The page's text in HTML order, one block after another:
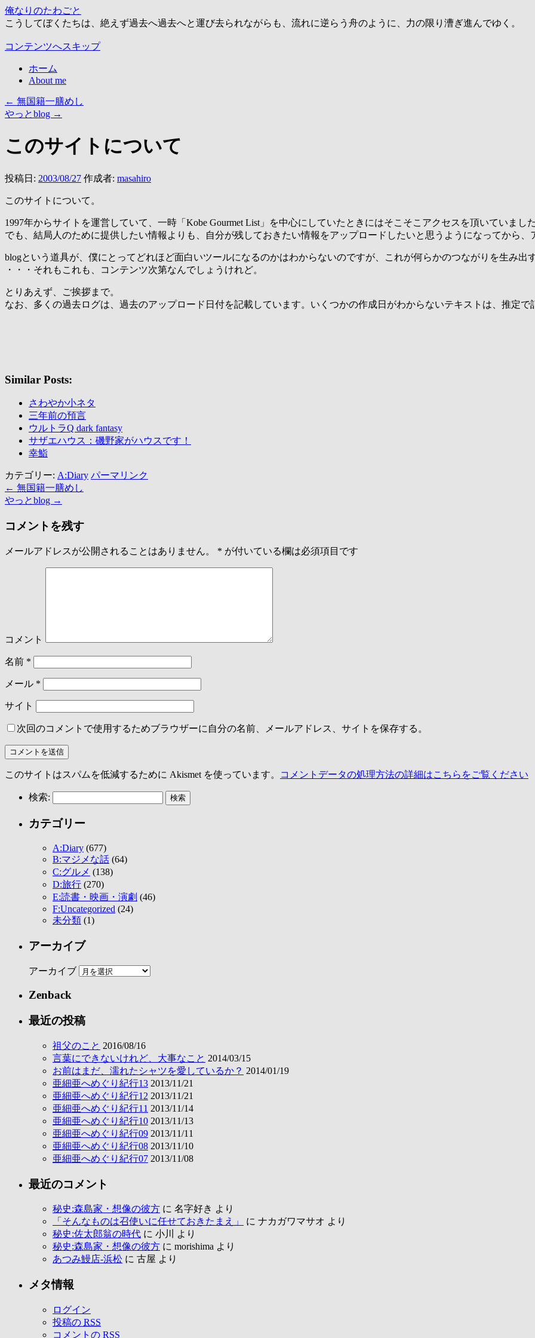
俺なりのたわごと
こうしてぼくたちは、絶えず過去へ過去へと運び去られながらも、流れに逆らう舟のように、力の限り漕ぎ進んでゆく。
コンテンツへスキップ
ホーム
About me
← 無国籍一膳めし
やっとblog →
このサイトについて
投稿日: 2003/08/27 作成者: masahiro
このサイトについて。
1997年からサイトを運営していて、一時「Kobe Gourmet List」を中心にしていたときにはそこそこアクセスを頂いていまし
でも、結局人のために提供したい情報よりも、自分が残しておきたい情報をアップロードしたいと思うようになってから
blogという道具が、僕にとってどれほど面白いツールになるのかはわからないのですが、これが何らかのつながりを生み出
・・・それもこれも、コンテンツ次第なんでしょうけれど。
とりあえず、ご挨拶まで。
なお、多くの過去ログは、過去のアップロード日付を記載しています。いくつかの作成日がわからないテキストは、推定
Similar Posts:
さわやか小ネタ
三年前の預言
ウルトラQ dark fantasy
サザエハウス：磯野家がハウスです！
幸鮨
カテゴリー: A:Diary パーマリンク
← 無国籍一膳めし
やっとblog →
コメントを残す
メールアドレスが公開されることはありません。 * が付いている欄は必須項目です
コメント
名前 *
メール *
サイト
次回のコメントで使用するためブラウザーに自分の名前、メールアドレス、サイトを保存する。
このサイトはスパムを低減するために Akismet を使っています。 コメントデータの処理方法の詳細はこちらをご覧ください
検索:
カテゴリー
A:Diary (677)
B:マジメな話 (64)
C:グルメ (138)
D:旅行 (270)
E:読書・映画・演劇 (46)
F:Uncategorized (24)
未分類 (1)
アーカイブ
アーカイブ
Zenback
最近の投稿
祖父のこと 2016/08/16
言葉にできないけれど、大事なこと 2014/03/15
お前はまだ、濡れたシャツを愛しているか？ 2014/01/19
亜細亜へめぐり紀行13 2013/11/21
亜細亜へめぐり紀行12 2013/11/21
亜細亜へめぐり紀行11 2013/11/14
亜細亜へめぐり紀行10 2013/11/13
亜細亜へめぐり紀行09 2013/11/11
亜細亜へめぐり紀行08 2013/11/10
亜細亜へめぐり紀行07 2013/11/08
最近のコメント
秘史:森島家・想像の彼方 に 名字好き より
「そんなものは召使いに任せておきたまえ」
に ナカガワマサオ より
秘史:佐太郎翁の時代 に 小川
より
秘史:森島家・想像の彼方 に morishima より
あつみ鰻店-浜松 に 古屋 より
メタ情報
ログイン
投稿の RSS
コメントの RSS